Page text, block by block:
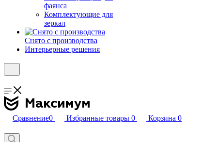
фаянса
Комплектующие для
зеркал
Снято с производства
Интерьерные решения
Сравнение0 Избранные товары 0 Корзина 0